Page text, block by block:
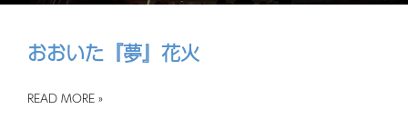
おおいた『夢』花火
READ MORE »